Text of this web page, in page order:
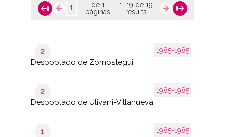
de 1
páginas
1–19 de 19
results
1985-1985
2
Despoblado de Zornóstegui
1985-1985
2
Despoblado de Ulivarri-Villanueva
1985-1985
1